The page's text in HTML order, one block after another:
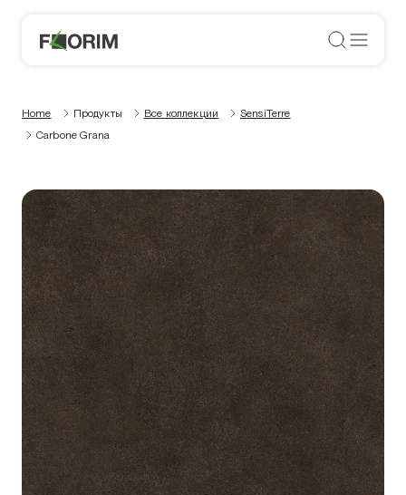
Home Продукты Все коллекции
SensiTerre
Carbone Grana